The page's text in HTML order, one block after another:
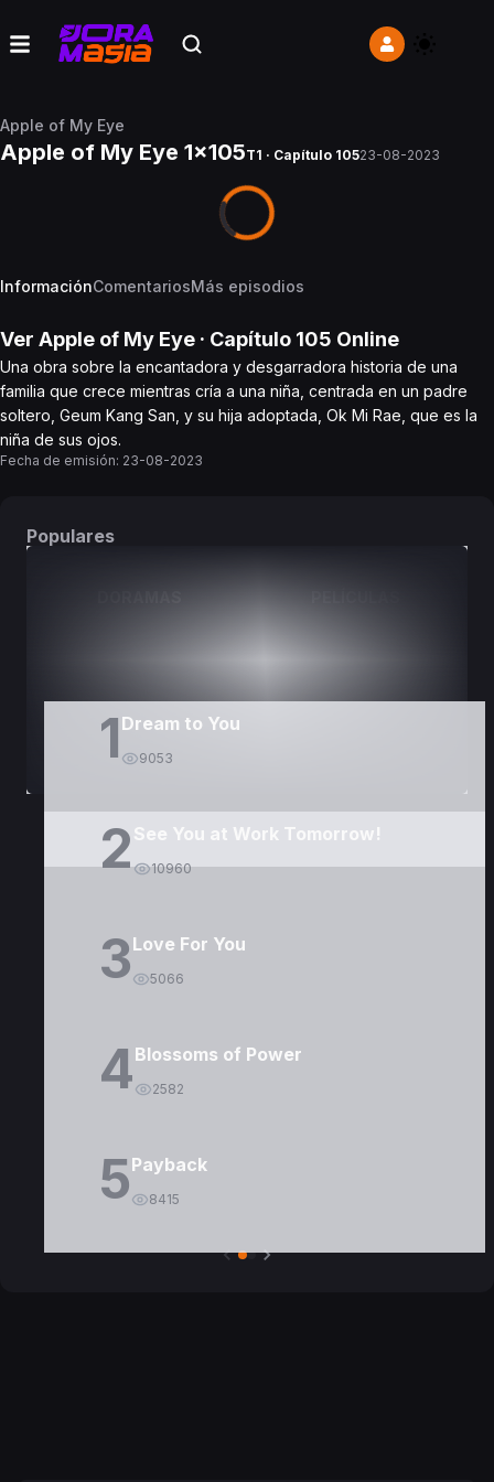
Apple of My Eye
Apple of My Eye 1x105T1 · Capítulo 10523-08-2023
InformaciónComentariosMás episodios
Ver Apple of My Eye · Capítulo 105 Online
Una obra sobre la encantadora y desgarradora historia de una
familia que crece mientras cría a una niña, centrada en un padre
soltero, Geum Kang San, y su hija adoptada, Ok Mi Rae, que es la
niña de sus ojos.
Fecha de emisión: 23-08-2023
Populares
1 Dream to You
9053
2See You at Work Tomorrow!
10960
3Love For You
5066
4Blossoms of Power
2582
5Payback
8415